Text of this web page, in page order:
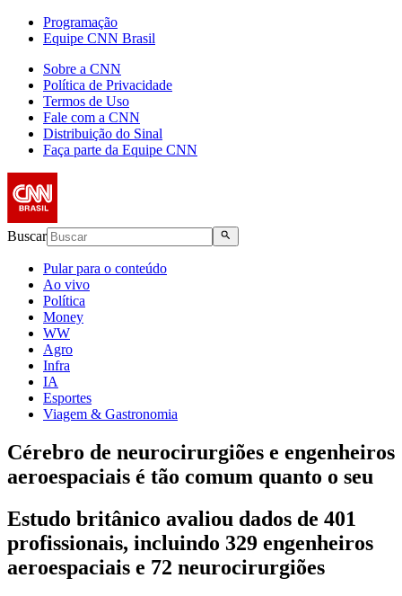
Programação
Equipe CNN Brasil
Sobre a CNN
Política de Privacidade
Termos de Uso
Fale com a CNN
Distribuição do Sinal
Faça parte da Equipe CNN
Buscar
Pular para o conteúdo
Ao vivo
Política
Money
WW
Agro
Infra
IA
Esportes
Viagem & Gastronomia
Cérebro de neurocirurgiões e engenheiros
aeroespaciais é tão comum quanto o seu
Estudo britânico avaliou dados de 401
profissionais, incluindo 329 engenheiros
aeroespaciais e 72 neurocirurgiões